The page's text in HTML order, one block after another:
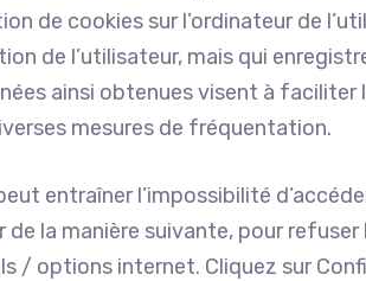
de cookies sur l’ordinateur de
de l’utilisateur, mais qui
ainsi obtenues visent à
mesures de fréquentation.
entraîner l’impossibilité
la manière suivante, pour refuser
/ options internet. Cliquez sur